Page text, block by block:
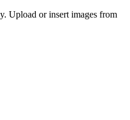
Upload or insert images from